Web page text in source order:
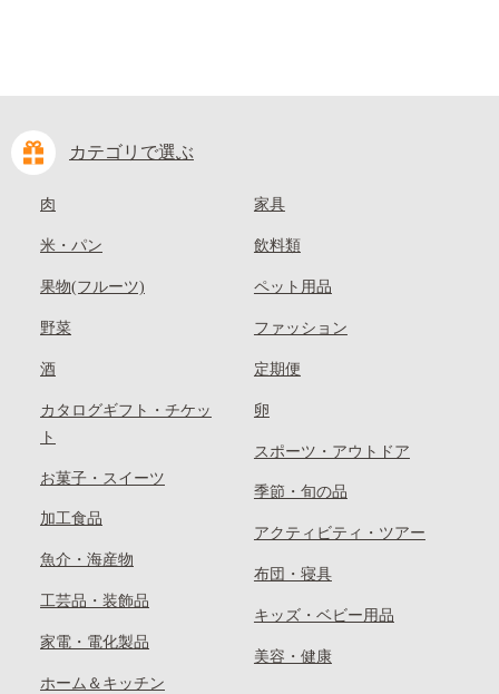
カテゴリで選ぶ
肉
米・パン
果物(フルーツ)
野菜
酒
カタログギフト・チケッ
ト
お菓子・スイーツ
加工食品
魚介・海産物
工芸品・装飾品
家電・電化製品
ホーム＆キッチン
家具
飲料類
ペット用品
ファッション
定期便
卵
スポーツ・アウトドア
季節・旬の品
アクティビティ・ツアー
布団・寝具
キッズ・ベビー用品
美容・健康